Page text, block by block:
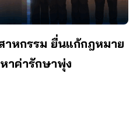
าหกรรม ยื่นแก้กฎหมาย
าค่ารักษาพุ่ง